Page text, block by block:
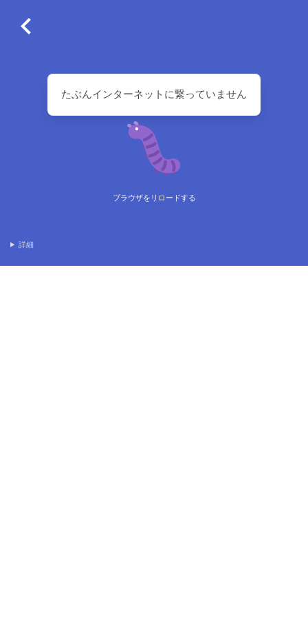
たぶんインターネットに繋っていません
ブラウザをリロードする
詳細